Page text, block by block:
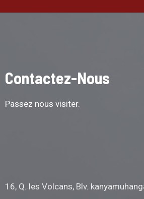
Contactez-Nous
Passez nous visiter.
16, Q. les Volcans, Blv.